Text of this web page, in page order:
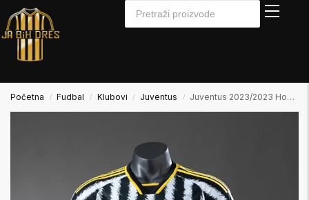
Početna / Fudbal / Klubovi / Juventus / Juventus 2023/2023 Home Domaći Dres Player Verzija